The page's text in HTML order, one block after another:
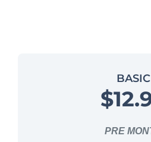
BASIC
PRE